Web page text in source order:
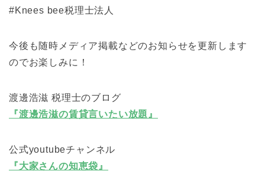
#Knees bee税理士法人
今後も随時メディア掲載などのお知らせを更新します
のでお楽しみに！
渡邊浩滋 税理士のブログ
『渡邊浩滋の賃貸言いたい放題』
公式youtubeチャンネル
『大家さんの知恵袋』